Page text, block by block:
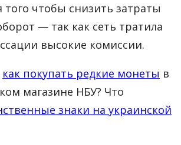
того чтобы снизить затраты
— так как сеть тратила
высокие комиссии.
как покупать редкие монеты в
магазине НБУ? Что
знаки на украинской